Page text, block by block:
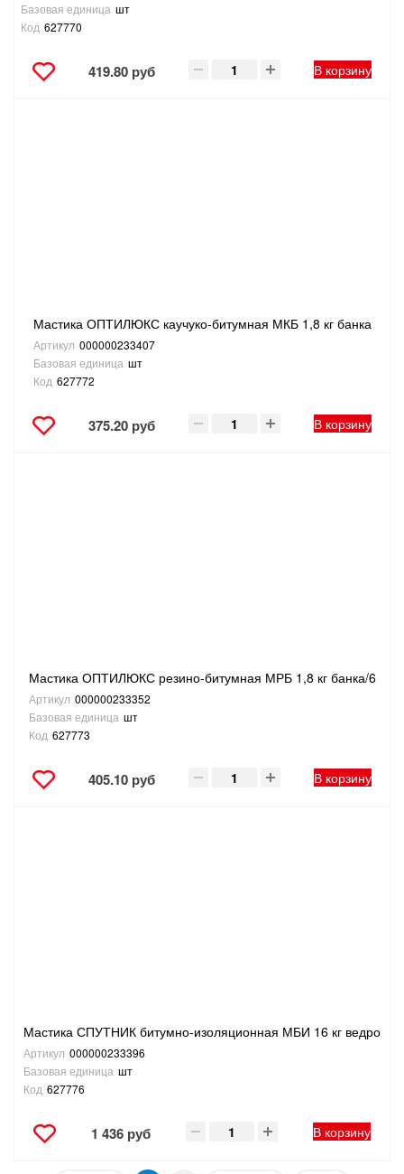
Базовая единица шт
Код 627770
419.80 руб В корзину
Мастика ОПТИЛЮКС каучуко-битумная МКБ 1,8 кг банка
Артикул 000000233407
Базовая единица шт
Код 627772
375.20 руб В корзину
Мастика ОПТИЛЮКС резино-битумная МРБ 1,8 кг банка/6
Артикул 000000233352
Базовая единица шт
Код 627773
405.10 руб В корзину
Мастика СПУТНИК битумно-изоляционная МБИ 16 кг ведро
Артикул 000000233396
Базовая единица шт
Код 627776
1 436 руб В корзину